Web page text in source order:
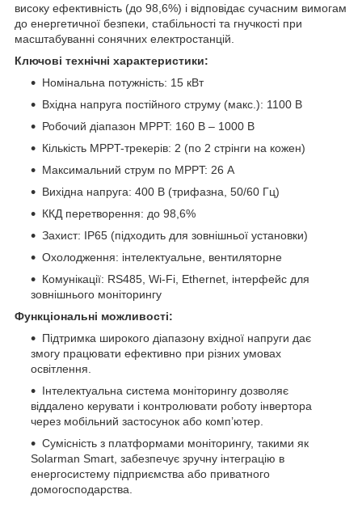
високу ефективність (до 98,6%) і відповідає сучасним вимогам
до енергетичної безпеки, стабільності та гнучкості при
масштабуванні сонячних електростанцій.
Ключові технічні характеристики:
Номінальна потужність: 15 кВт
Вхідна напруга постійного струму (макс.): 1100 В
Робочий діапазон MPPT: 160 В – 1000 В
Кількість MPPT-трекерів: 2 (по 2 стрінги на кожен)
Максимальний струм по MPPT: 26 А
Вихідна напруга: 400 В (трифазна, 50/60 Гц)
ККД перетворення: до 98,6%
Захист: IP65 (підходить для зовнішньої установки)
Охолодження: інтелектуальне, вентиляторне
Комунікації: RS485, Wi-Fi, Ethernet, інтерфейс для
зовнішнього моніторингу
Функціональні можливості:
Підтримка широкого діапазону вхідної напруги дає
змогу працювати ефективно при різних умовах
освітлення.
Інтелектуальна система моніторингу дозволяє
віддалено керувати і контролювати роботу інвертора
через мобільний застосунок або комп’ютер.
Сумісність з платформами моніторингу, такими як
Solarman Smart, забезпечує зручну інтеграцію в
енергосистему підприємства або приватного
домогосподарства.